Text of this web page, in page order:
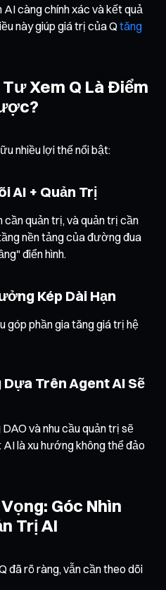
AI càng chính xác và kết quả
này giúp giá trị của Qtăng
Xem Q Là Điểm
nhiều lợi thế nổi bật:
AI + Quản Trị
cần quản trị, và quản trị cần
nền tảng của đường đua
điển hình.
Kép Dài Hạn
góp phần gia tăng giá trị hệ
Trên Agent AI Sẽ
và nhu cầu quản trị sẽ
là xu hướng không thể đảo
Góc Nhìn
Trị AI
đã rõ ràng, vẫn cần theo dõi